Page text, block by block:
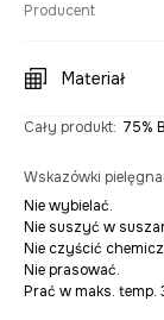
Producent
Materiał
Cały produkt: 75%
Wskazówki
Nie wybielać.
Nie suszyć w
Nie czyścić
Nie prasować.
Prać w maks. temp.